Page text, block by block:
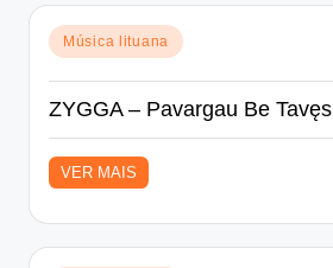
Posted
in
Música lituana
ZYGGA – Pavargau Be Tavęs
VER MAIS